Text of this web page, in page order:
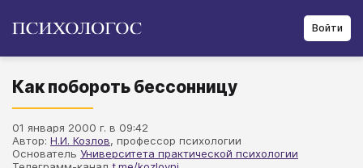
Войти
Как побороть бессонницу
01 января 2000 г. в 09:42
Автор: Н.И. Козлов, профессор психологии
Основатель Университета практической психологии